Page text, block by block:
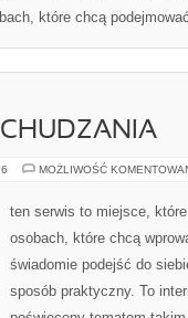
które chcą
MOŻLIWOŚĆ
ten serwis to miejsce,
osobach, które chcą
świadomie podejść do
sposób praktyczny. To